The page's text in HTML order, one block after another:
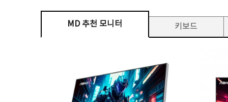
MD 추천 모니터 키보드